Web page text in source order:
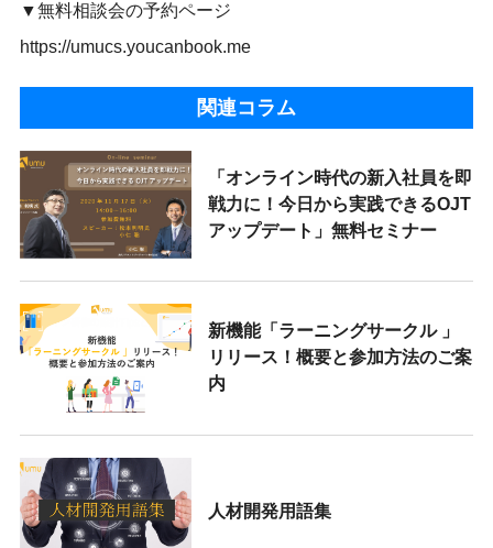
▼無料相談会の予約ページ
https://umucs.youcanbook.me
関連コラム
「オンライン時代の新入社員を即
戦力に！今日から実践できるOJT
アップデート」無料セミナー
新機能「ラーニングサークル 」
リリース！概要と参加方法のご案
内
人材開発用語集